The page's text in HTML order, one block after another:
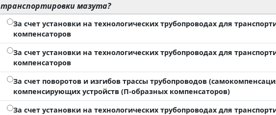
транспортировки мазута?
За счет установки на технологических трубопроводах для
компенсаторов
За счет установки на технологических трубопроводах для
компенсаторов
За счет поворотов и изгибов трассы трубопроводов
компенсирующих устройств (П-образных компенсаторов)
За счет установки на технологических трубопроводах для